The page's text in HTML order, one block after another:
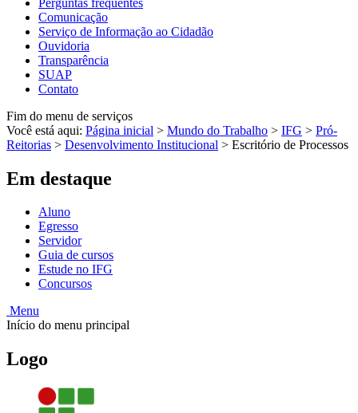
Comunicação
Serviço de Informação ao Cidadão
Ouvidoria
Transparência
SUAP
Contato
Fim do menu de serviços
Você está aqui: Página inicial > Mundo do Trabalho > IFG > Pró-
Reitorias > Desenvolvimento Institucional > Escritório de Processos
Em destaque
Aluno
Egresso
Servidor
Guia de cursos
Estude no IFG
Concursos
Menu
Início do menu principal
Logo